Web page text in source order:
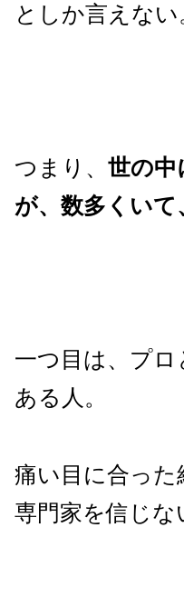
としか言えない
つまり、 世の中
が、数多くい
一つ目は、プ
ある人。
痛い目に合っ
専門家を信じ